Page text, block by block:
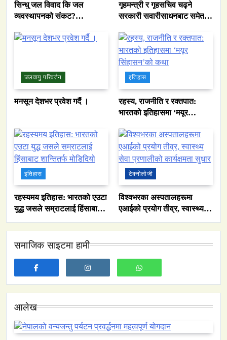
सिन्धु जल विवाद कि जल
व्यवस्थापनको संकट?
भित्री कथा
गृहमन्त्री र गृहसचिव चढ्ने
सरकारी सवारीसाधनबाट समेत
जलवायु परिवर्तन
मनसून देशभर प्रवेश गर्दै ।
इतिहास
रहस्य, राजनीति र रक्तपात:
भारतको इतिहासमा ‘मयूर
इतिहास
रहस्यमय इतिहास: भारतको एउटा
युद्ध जसले सम्राटलाई हिंसाबाट
टेक्नोलोजी
विश्वभरका अस्पतालहरूमा
एआईको प्रयोग तीव्र, स्वास्थ्य
समाजिक साइटमा हामी
आलेख
May 6, 2024